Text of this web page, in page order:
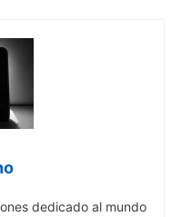
dedicado al mundo